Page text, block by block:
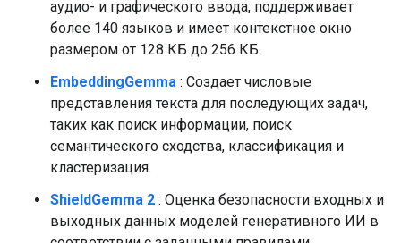
аудио- и графического ввода, поддерживает
более 140 языков и имеет контекстное окно
размером от 128 КБ до 256 КБ.
EmbeddingGemma : Создает числовые
представления текста для последующих задач,
таких как поиск информации, поиск
семантического сходства, классификация и
кластеризация.
ShieldGemma 2 : Оценка безопасности входных и
выходных данных моделей генеративного ИИ в